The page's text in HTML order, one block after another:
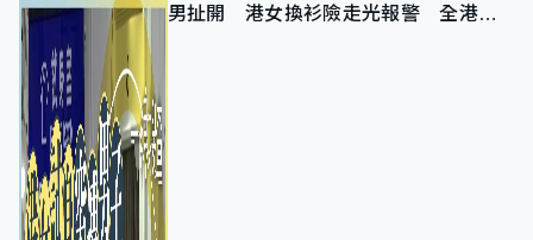
男扯開 港女換衫險走光報警 全港分